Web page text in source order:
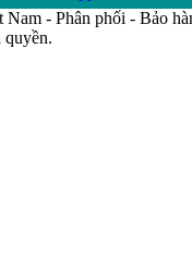
- Phân phối - Bảo
quyền.